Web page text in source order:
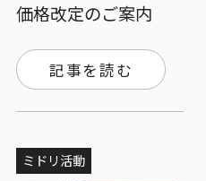
価格改定のご案内
記事を読む
ミドリ活動